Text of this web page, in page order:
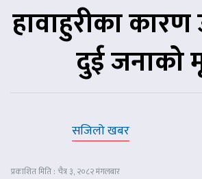
हावाहुरीका
दुई जनाको
सजिलो खबर
प्रकाशित मिति : चैत्र ३, २०८२ मंगलबार